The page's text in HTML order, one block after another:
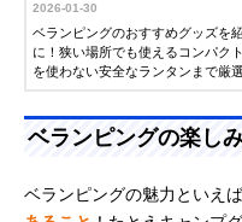
2026-01-30
ベランピングのおすすめグッズを
に！狭い場所でも使えるコンパク
を使わない安全なランタンまで厳
ベランピングの楽し
ベランピングの魅力といえば